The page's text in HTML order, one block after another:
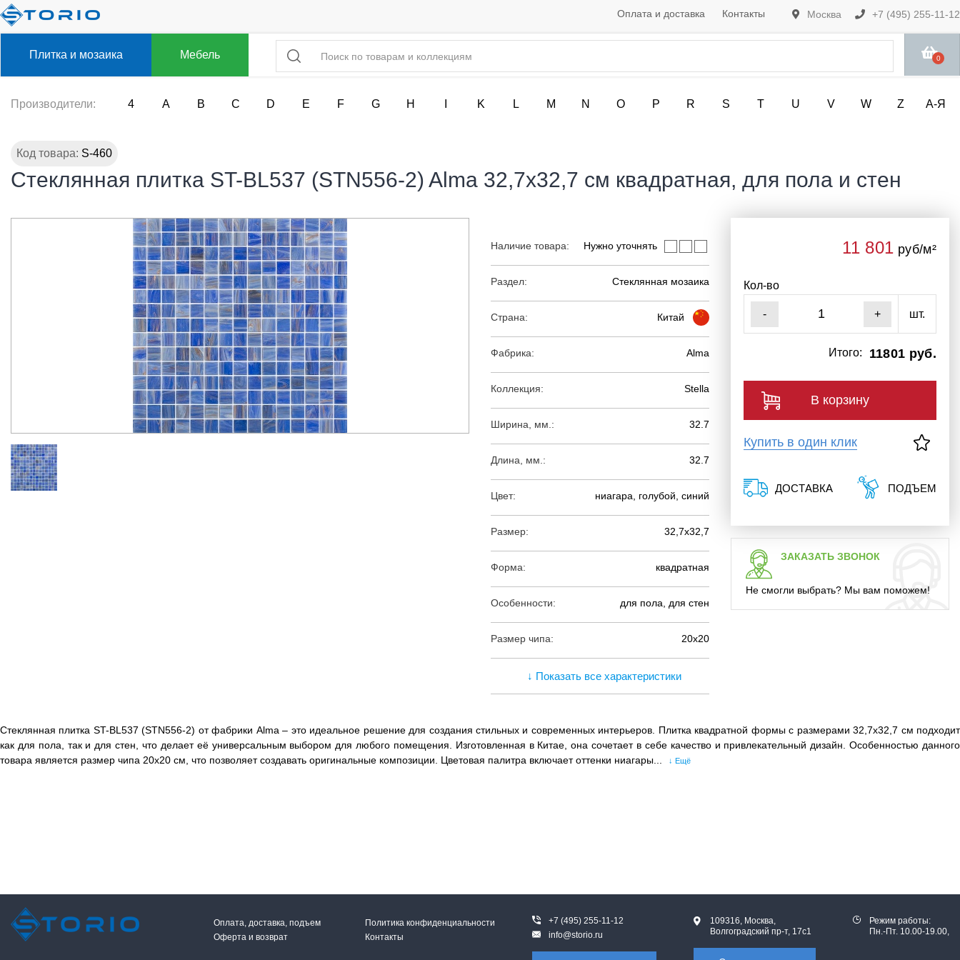
Москва +7 (495) 255-11-12
Оплата и доставка Контакты
Плитка и мозаика Мебель 0
Производители: 4 A B C D E F G H K L M N O P R S T U V W Z А-Я
Код товара: S-460
Стеклянная плитка ST-BL537 (STN556-2) Alma 32,7х32,7 см квадратная, для пола и стен
Наличие товара: Нужно уточнять
Раздел: Стеклянная мозаика
Страна: Китай
Фабрика: Alma
Коллекция: Stella
Ширина, мм.: 32.7
Длина, мм.: 32.7
Цвет: ниагара, голубой, синий
Размер: 32,7х32,7
Форма: квадратная
Особенности: для пола, для стен
Размер чипа: 20х20
↓ Показать все характеристики
11 801 руб/м²
Кол-во
- + шт.
11801 руб.
Итого:
В корзину
Купить в один клик
ДОСТАВКА ПОДЪЕМ
ЗАКАЗАТЬ ЗВОНОК
Не смогли выбрать? Мы вам поможем!
Стеклянная плитка ST-BL537 (STN556-2) от фабрики Alma – это идеальное решение для создания стильных и современных интерьеров. Плитка квадратной формы с размерами 32,7х32,7 см подходит
как для пола, так и для стен, что делает её универсальным выбором для любого помещения. Изготовленная в Китае, она сочетает в себе качество и привлекательный дизайн. Особенностью данного
товара является размер чипа 20х20 см, что позволяет создавать оригинальные композиции. Цветовая палитра включает оттенки ниагары... ↓ Ещё
Оплата, доставка, подъем
Оферта и возврат
Политика конфиденциальности
Контакты
+7 (495) 255-11-12
info@storio.ru
109316, Москва,
Волгоградский пр-т, 17с1
Режим работы:
Пн.-Пт. 10.00-19.00,